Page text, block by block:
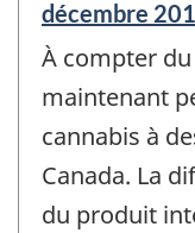
Période
de
référence
de
-
décembre
À compter
maintenant
cannabis à
Canada. La
du produit